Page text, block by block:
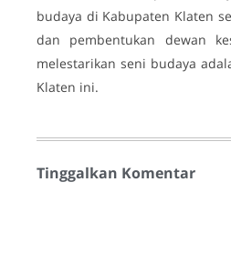
budaya di Kabupaten Klaten
dan pembentukan dewan
melestarikan seni budaya
Klaten ini.
Tinggalkan Komentar